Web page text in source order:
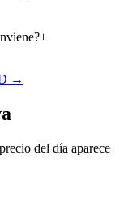
+
→
del día aparece